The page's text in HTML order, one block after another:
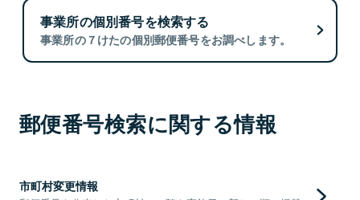
事業所の個別番号を検索する
事業所の７けたの個別郵便番号をお調べします。
郵便番号検索に関する情報
市町村変更情報